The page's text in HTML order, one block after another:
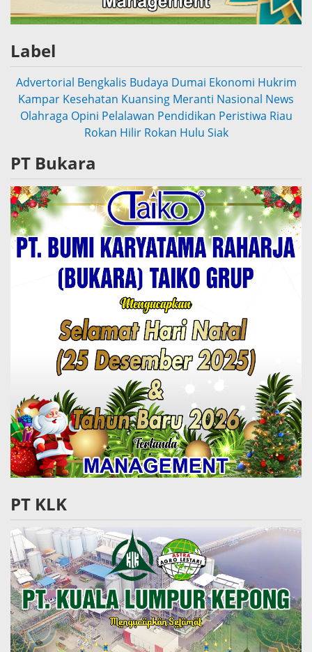
Label
Advertorial Bengkalis Budaya Dumai Ekonomi Hukrim
Kampar Kesehatan Kuansing Meranti Nasional News
Olahraga Opini Pelalawan Pendidikan Peristiwa Riau
Rokan Hilir Rokan Hulu Siak
PT Bukara
PT KLK